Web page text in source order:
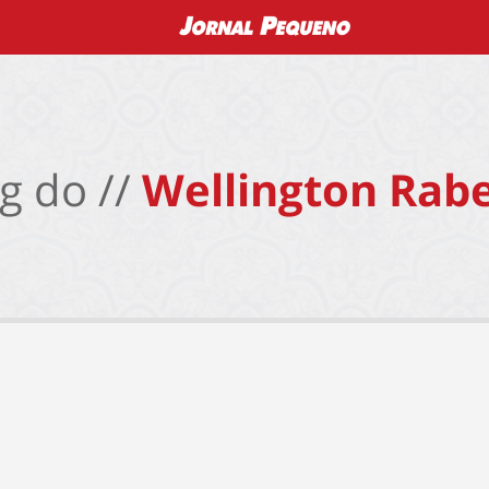
do // Wellington